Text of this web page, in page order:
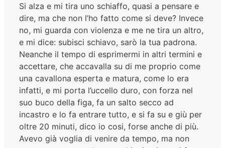
Si alza e mi tira uno schiaffo, quasi a pensare e
dire, ma che non l’ho fatto come si deve? Invece
no, mi guarda con violenza e me ne tira un altro,
e mi dice: subisci schiavo, sarò la tua padrona.
Neanche il tempo di esprimermi in altri termini e
accettare, che accavalla su di me proprio come
una cavallona esperta e matura, come lo era
infatti, e mi porta l’uccello duro, con forza nel
suo buco della figa, fa un salto secco ad
incastro e lo fa entrare tutto, e si fa su e giù per
oltre 20 minuti, dico io cosi, forse anche di più.
Avevo già voglia di venire da tempo, ma non